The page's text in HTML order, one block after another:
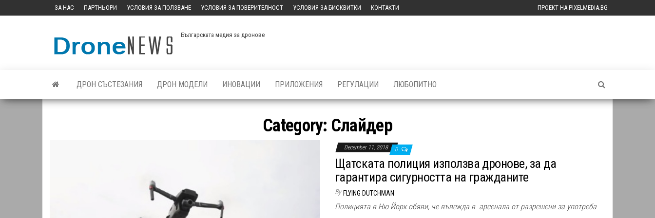
ЗА НАС ПАРТНЬОРИ УСЛОВИЯ ЗА ПОЛЗВАНЕ УСЛОВИЯ ЗА ПОВЕРИТЕЛНОСТ УСЛОВИЯ ЗА БИСКВИТКИ КОНТАКТИ ПРОЕКТ НА PIXELMEDIA.BG
Българската медия за дронове
ДРОН СЪСТЕЗАНИЯ ДРОН МОДЕЛИ ИНОВАЦИИ ПРИЛОЖЕНИЯ РЕГУЛАЦИИ ЛЮБОПИТНО
Category: Слайдер
December 11, 2018 0
Щатската полиция използва дронове, за да
гарантира сигурността на гражданите
By FLYING DUTCHMAN
Полицията в Ню Йорк обяви, че въвежда в арсенала от разрешени за употреба